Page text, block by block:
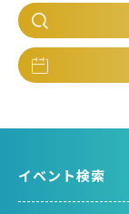
イベント検索